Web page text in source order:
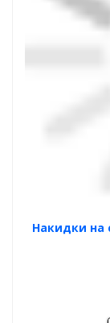
Накидки на